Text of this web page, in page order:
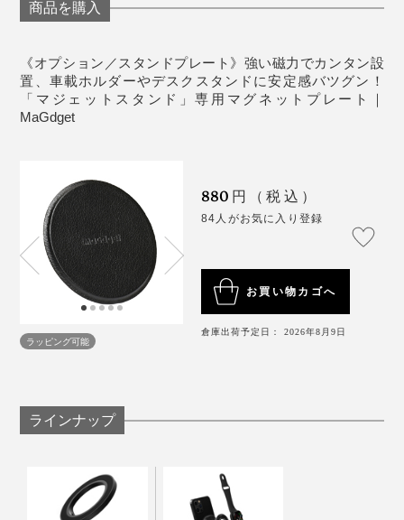
レザータッチな風合いなので、車内やデスクまわりの景
商品を購入
《オプション／スタンドプレート》強い磁力でカンタン設
置、車載ホルダーやデスクスタンドに安定感バツグン！
「マジェットスタンド」専用マグネットプレート｜
MaGdget
ラッピング可能
880 円（税込）
84人がお気に入り登録
お買い物カゴへ
倉庫出荷予定日： 2026年8月9日
ラインナップ